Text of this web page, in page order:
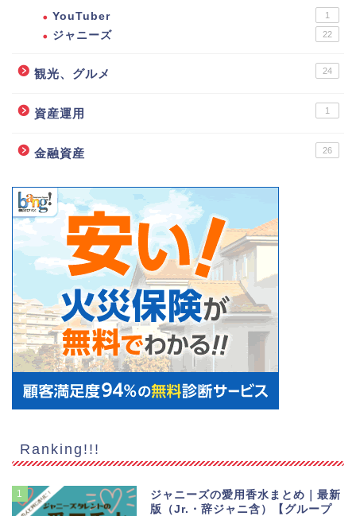
YouTuber 1
ジャニーズ 22
観光、グルメ 24
資産運用 1
金融資産 26
Ranking!!!
1
ジャニーズの愛用香水まとめ｜最新
版（Jr.・辞ジャニ含）【グループ